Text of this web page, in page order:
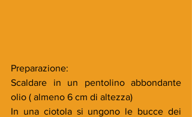
Preparazione:
Scaldare in un pentolino abbondante
olio ( almeno 6 cm di altezza)
In una ciotola si ungono le bucce dei